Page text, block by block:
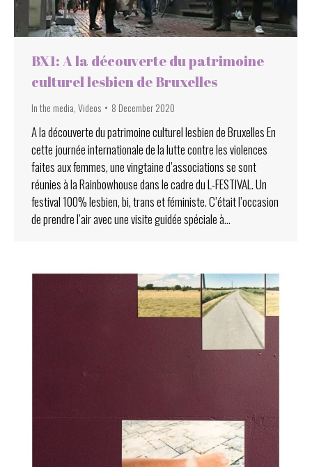
BX1: A la découverte du patrimoine
culturel lesbien de Bruxelles
In the media Videos 8 December 2020
A la découverte du patrimoine culturel lesbien de Bruxelles En
cette journée internationale de la lutte contre les violences
faites aux femmes, une vingtaine d’associations se sont
réunies à la Rainbowhouse dans le cadre du L-FESTIVAL. Un
festival 100% lesbien, bi, trans et féministe. C’était l’occasion
de prendre l’air avec une visite guidée spéciale à…